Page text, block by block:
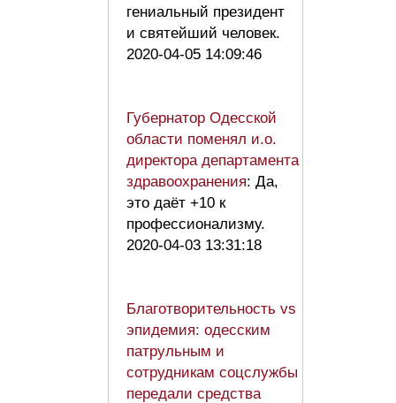
гениальный президент
и святейший человек.
2020-04-05 14:09:46
Губернатор Одесской
области поменял и.о.
директора департамента
здравоохранения: Да,
это даёт +10 к
профессионализму.
2020-04-03 13:31:18
Благотворительность vs
эпидемия: одесским
патрульным и
сотрудникам соцслужбы
передали средства